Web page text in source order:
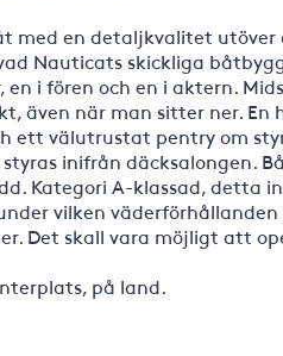
med en detaljkvalitet utöver
Nauticats skickliga
i fören och en i aktern.
även när man sitter ner. En
ett välutrustat pentry om
inifrån däcksalongen.
Kategori A-klassad, detta
vilken väderförhållanden
Det skall vara möjligt att
på land.